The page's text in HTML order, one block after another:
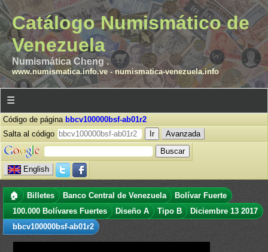
Catálogo Numismático de
Venezuela
Numismática Cheng .
www.numismatica.info.ve- numismatica-venezuela.info
☰
Código de página bbcv100000bsf-ab01r2
Salta al código
Avanzada
English
🏠 Billetes Banco Central de Venezuela
Bolívar Fuerte
100.000 Bolívares Fuertes
Diseño A Tipo B
Diciembre 13 2017
bbcv100000bsf-ab01r2